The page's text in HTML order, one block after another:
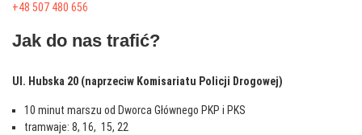
+48 507 480 656
Jak do nas trafić?
Ul. Hubska 20 (naprzeciw Komisariatu Policji Drogowej)
10 minut marszu od Dworca Głównego PKP i PKS
tramwaje: 8, 16, 15, 22